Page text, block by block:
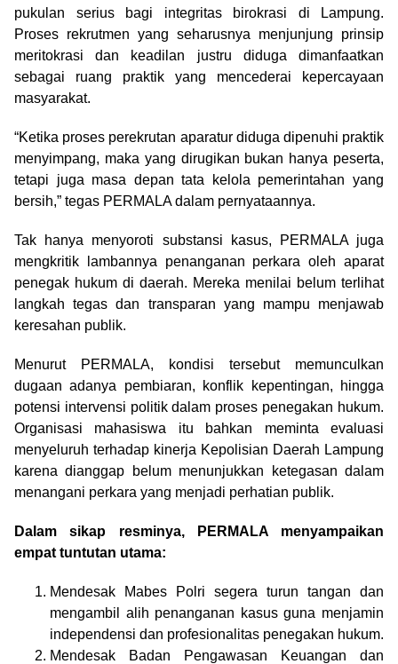
pukulan serius bagi integritas birokrasi di Lampung.
Proses rekrutmen yang seharusnya menjunjung prinsip
meritokrasi dan keadilan justru diduga dimanfaatkan
sebagai ruang praktik yang mencederai kepercayaan
masyarakat.
“Ketika proses perekrutan aparatur diduga dipenuhi praktik
menyimpang, maka yang dirugikan bukan hanya peserta,
tetapi juga masa depan tata kelola pemerintahan yang
bersih,” tegas PERMALA dalam pernyataannya.
Tak hanya menyoroti substansi kasus, PERMALA juga
mengkritik lambannya penanganan perkara oleh aparat
penegak hukum di daerah. Mereka menilai belum terlihat
langkah tegas dan transparan yang mampu menjawab
keresahan publik.
Menurut PERMALA, kondisi tersebut memunculkan
dugaan adanya pembiaran, konflik kepentingan, hingga
potensi intervensi politik dalam proses penegakan hukum.
Organisasi mahasiswa itu bahkan meminta evaluasi
menyeluruh terhadap kinerja Kepolisian Daerah Lampung
karena dianggap belum menunjukkan ketegasan dalam
menangani perkara yang menjadi perhatian publik.
Dalam sikap resminya, PERMALA menyampaikan
empat tuntutan utama:
Mendesak Mabes Polri segera turun tangan dan
mengambil alih penanganan kasus guna menjamin
independensi dan profesionalitas penegakan hukum.
Mendesak Badan Pengawasan Keuangan dan